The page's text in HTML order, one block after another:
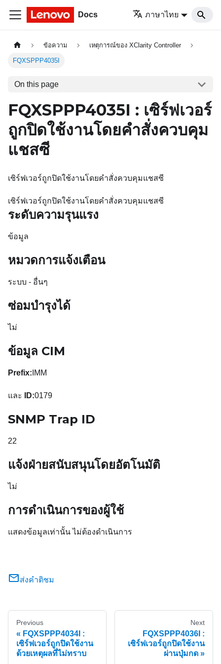
Docs ภาษาไทย
ข้อความ เหตุการณ์ของ XClarity Controller
FQXSPPP4035I
On this page
FQXSPPP4035I : เซิร์ฟเวอร์
ถูกปิดใช้งานโดยคำสั่งควบคุม
แชสซี
เซิร์ฟเวอร์ถูกปิดใช้งานโดยคำสั่งควบคุมแชสซี
เซิร์ฟเวอร์ถูกปิดใช้งานโดยคำสั่งควบคุมแชสซี
ระดับความรุนแรง
ข้อมูล
หมวดการแจ้งเตือน
ระบบ - อื่นๆ
ซ่อมบำรุงได้
ไม่
ข้อมูล CIM
Prefix: IMM
และ ID:0179
SNMP Trap ID
22
แจ้งฝ่ายสนับสนุนโดยอัตโนมัติ
ไม่
การดำเนินการของผู้ใช้
แสดงข้อมูลเท่านั้น ไม่ต้องดำเนินการ
ส่งคำติชม
Previous
FQXSPPP4034I :
เซิร์ฟเวอร์ถูกปิดใช้งาน
ด้วยเหตุผลที่ไม่ทราบ
Next
FQXSPPP4036I :
เซิร์ฟเวอร์ถูกปิดใช้งาน
ผ่านปุ่มกด